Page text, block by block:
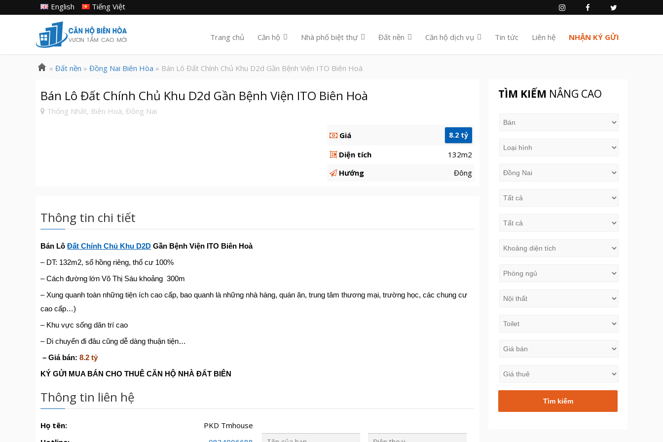
Tiếng Việt
English
Trang chủ Căn hộ Nhà phố biệt thự Đất nền Căn hộ dịch vụ Tin tức Liên hệ NHẬN KÝ GỬI
» Đất nền » Đồng Nai Biên Hòa » Bán Lô Đất Chính Chủ Khu D2d Gần Bệnh Viện ITO Biên Hoà
Bán Lô Đất Chính Chủ Khu D2d Gần Bệnh Viện ITO Biên Hoà
Thống Nhất, Biên Hoà, Đồng Nai
Giá 8.2 tỷ
Diện tích
132m2
Hướng
Đông
Thông tin chi tiết
Bán Lô Đất Chính Chủ Khu D2D Gần Bệnh Viện ITO Biên Hoà
– DT: 132m2, sổ hồng riêng, thổ cư 100%
– Cách đường lớn Võ Thị Sáu khoảng 300m
– Xung quanh toàn những tiện ích cao cấp, bao quanh là những nhà hàng, quán ăn, trung tâm thương mại, trường học, các chung cư
cao cấp…)
– Khu vực sống dân trí cao
– Di chuyển đi đâu cũng dễ dàng thuận tiện…
– Giá bán: 8.2 tỷ
KÝ GỬI MUA BÁN CHO THUÊ CĂN HỘ NHÀ ĐẤT BIÊN
Thông tin liên hệ
Họ tên:
PKD Tmhouse
TÌM KIẾM NÂNG CAO